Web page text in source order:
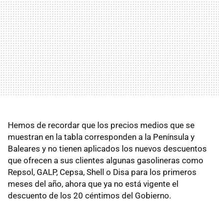
Hemos de recordar que los precios medios que se
muestran en la tabla corresponden a la Península y
Baleares y no tienen aplicados los nuevos descuentos
que ofrecen a sus clientes algunas gasolineras como
Repsol, GALP, Cepsa, Shell o Disa para los primeros
meses del año, ahora que ya no está vigente el
descuento de los 20 céntimos del Gobierno.